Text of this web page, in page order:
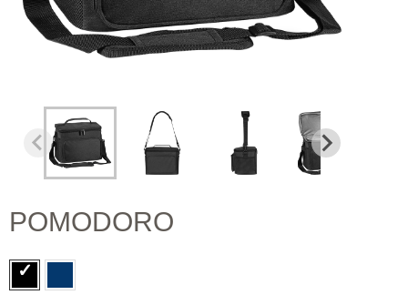
POMODORO